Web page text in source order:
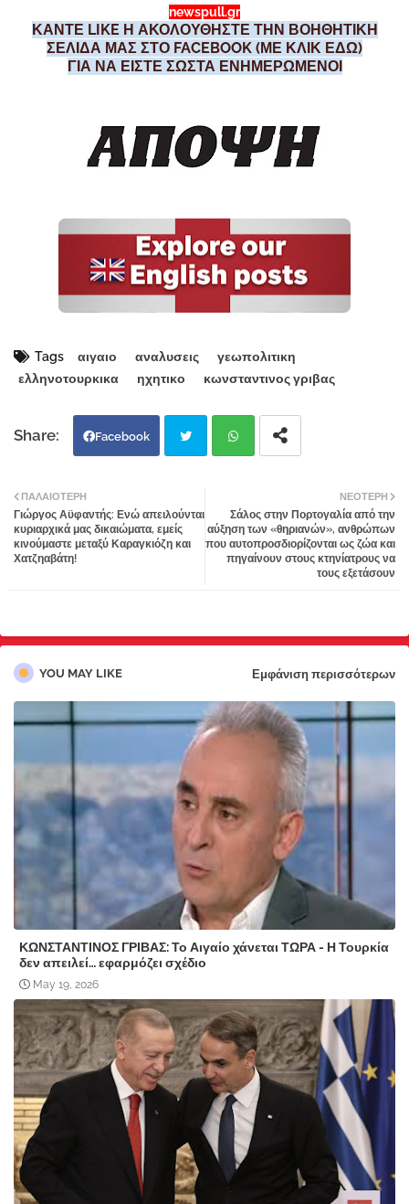
newspull.gr
ΚΑΝΤΕ LIKE Η ΑΚΟΛΟΥΘΗΣΤΕ ΤΗΝ ΒΟΗΘΗΤΙΚΗ
ΣΕΛΙΔΑ ΜΑΣ ΣΤΟ FACEBOOK (ΜΕ ΚΛΙΚ ΕΔΩ)
ΓΙΑ ΝΑ ΕΙΣΤΕ ΣΩΣΤΑ ΕΝΗΜΕΡΩΜΕΝΟΙ
Tags αιγαιο αναλυσεις
γεωπολιτικη
ελληνοτουρκικα
ηχητικο κωνσταντινος γριβας
Facebook
tter atsa
pp
ΝΕΌΤΕΡΗ
Σάλος στην Πορτογαλία από την
αύξηση των «θηριανών», ανθρώπων
που αυτοπροσδιορίζονται ως ζώα και
πηγαίνουν στους κτηνίατρους να
τους εξετάσουν
ΠΑΛΑΙΌΤΕΡΗ
Γιώργος Αϋφαντής: Ενώ απειλούνται
κυριαρχικά μας δικαιώματα, εμείς
κινούμαστε μεταξύ Καραγκιόζη και
Χατζηαβάτη!
YOU MAY LIKE Εμφάνιση περισσότερων
ΚΩΝΣΤΑΝΤΙΝΟΣ ΓΡΙΒΑΣ: Το Αιγαίο χάνεται ΤΩΡΑ - Η Τουρκία
δεν απειλεί… εφαρμόζει σχέδιο
May 19, 2026